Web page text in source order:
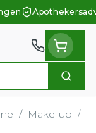
Zoek
/ Make-up /